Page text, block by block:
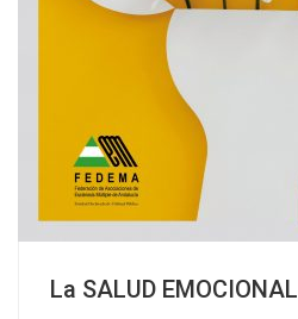
La SALUD EMOCIONAL